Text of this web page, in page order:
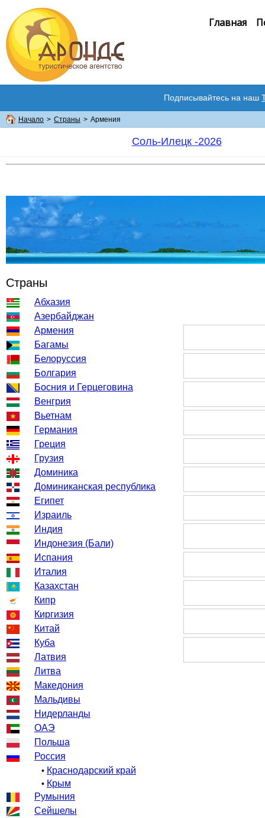
Главная
Подписывайтесь на наш
Начало > Страны > Армения
Соль-Илецк -2026
Страны
Абхазия
Азербайджан
Армения
Багамы
Белоруссия
Болгария
Босния и Герцеговина
Венгрия
Вьетнам
Германия
Греция
Грузия
Доминика
Доминиканская республика
Египет
Израиль
Индия
Индонезия (Бали)
Испания
Италия
Казахстан
Кипр
Киргизия
Китай
Куба
Латвия
Литва
Македония
Мальдивы
Нидерланды
ОАЭ
Польша
Россия
• Краснодарский край
• Крым
Румыния
Сейшелы